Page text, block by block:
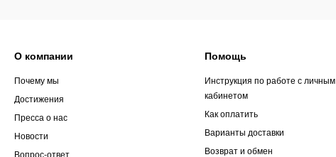
О компании
Почему мы
Достижения
Пресса о нас
Новости
Вопрос-ответ
Помощь
Инструкция по работе с личным
кабинетом
Как оплатить
Варианты доставки
Возврат и обмен